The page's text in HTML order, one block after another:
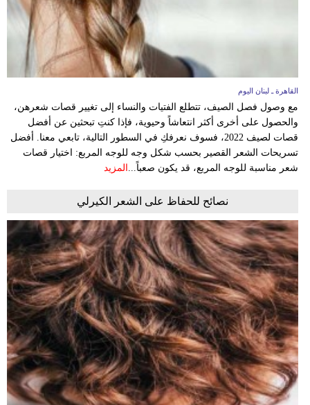
القاهرة ـ لبنان اليوم
مع وصول فصل الصيف، تتطلع الفتيات والنساء إلى تغيير قصات شعرهن،
والحصول على أخرى أكثر انتعاشاً وحيوية، فإذا كنتِ تبحثين عن أفضل
قصات لصيف 2022، فسوف نعرفكِ في السطور التالية، تابعي معنا. أفضل
تسريحات الشعر القصير بحسب شكل وجه للوجه المربع: اختيار قصات
شعر مناسبة للوجه المربع، قد يكون صعباً... المزيد
نصائح للحفاظ على الشعر الكيرلي